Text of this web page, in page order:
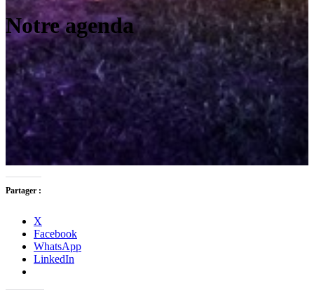
Notre agenda
Partager :
X
Facebook
WhatsApp
LinkedIn